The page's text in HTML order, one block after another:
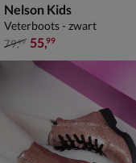
Nelson Kids
Veterboots - zwart
van € 79,99 voor € 55,99
79,99 55,99